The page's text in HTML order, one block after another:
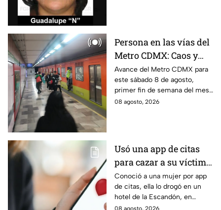
Persona en las vías del
Metro CDMX: Caos y
retrasos de más de 20
minutos en la Línea B
Avance del Metro CDMX para
este sábado 8 de agosto,
primer fin de semana del mes.
Retraso o cierre de estaciones
08 agosto, 2026
Usó una app de citas
para cazar a su víctima:
Así operaba Ivette "N"
antes de huir a Puebla;
ya está detenida
Conoció a una mujer por app
de citas, ella lo drogó en un
hotel de la Escandón, en
CDMX, para robarle el auto y
08 agosto, 2026